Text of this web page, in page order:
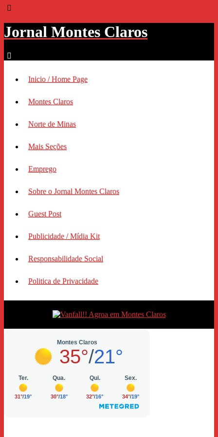
Jornal Montes Claros
Inicio / Home Page
Montes Claros
Norte de Minas
Mais Seções
Emprego
Sobre o Jornal Montes Claros
Guest Post
Publicidade / Mídia Kit
Responsabilidade Social
Politica de Privacidade